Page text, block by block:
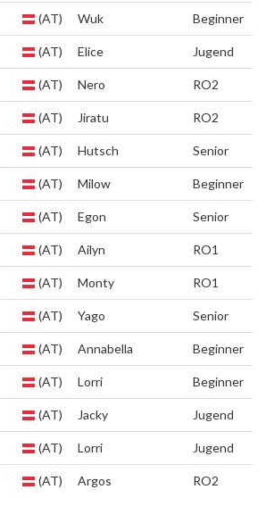
(AT) Wuk Beginner
(AT) Elice Jugend
(AT) Nero RO2
(AT) Jiratu RO2
(AT) Hutsch Senior
(AT) Milow Beginner
(AT) Egon Senior
(AT) Ailyn RO1
(AT) Monty RO1
(AT) Yago Senior
(AT) Annabella Beginner
(AT) Lorri Beginner
(AT) Jacky Jugend
(AT) Lorri Jugend
(AT) Argos RO2